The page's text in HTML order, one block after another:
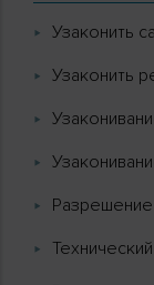
Узаконить
Узаконить
Разрешение